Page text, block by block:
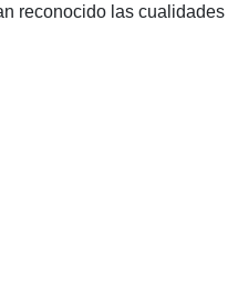
reconocido las cualidades